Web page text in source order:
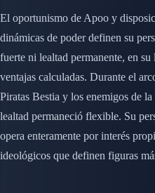
El oportunismo de Apoo y
dinámicas de poder definen su
fuerte ni lealtad permanente, en
ventajas calculadas. Durante el
Piratas Bestia y los enemigos de
lealtad permaneció flexible. Su
opera enteramente por interés
ideológicos que definen figuras